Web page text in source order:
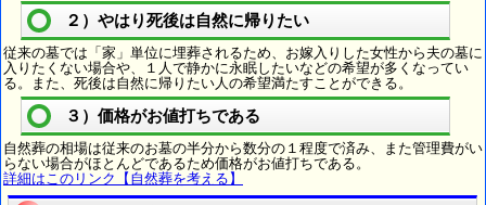
２）やはり死後は自然に帰りたい
従来の墓では「家」単位に埋葬されるため、お嫁入りした女性から夫の墓に
入りたくない場合や、１人で静かに永眠したいなどの希望が多くなってい
る。また、死後は自然に帰りたい人の希望満たすことができる。
３）価格がお値打ちである
自然葬の相場は従来のお墓の半分から数分の１程度で済み、また管理費がい
らない場合がほとんどであるため価格がお値打ちである。
詳細はこのリンク【自然葬を考える】